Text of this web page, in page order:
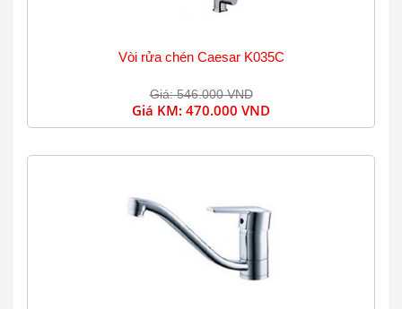
Vòi rửa chén Caesar K035C
Giá: 546.000 VND
Giá KM: 470.000 VND